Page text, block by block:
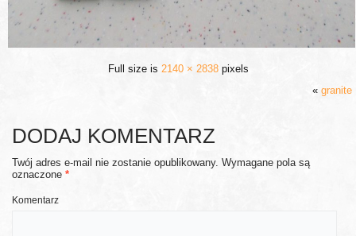
Full size is 2140 × 2838pixels
« granite
DODAJ KOMENTARZ
Twój adres e-mail nie zostanie opublikowany. Wymagane pola są
oznaczone*
Komentarz